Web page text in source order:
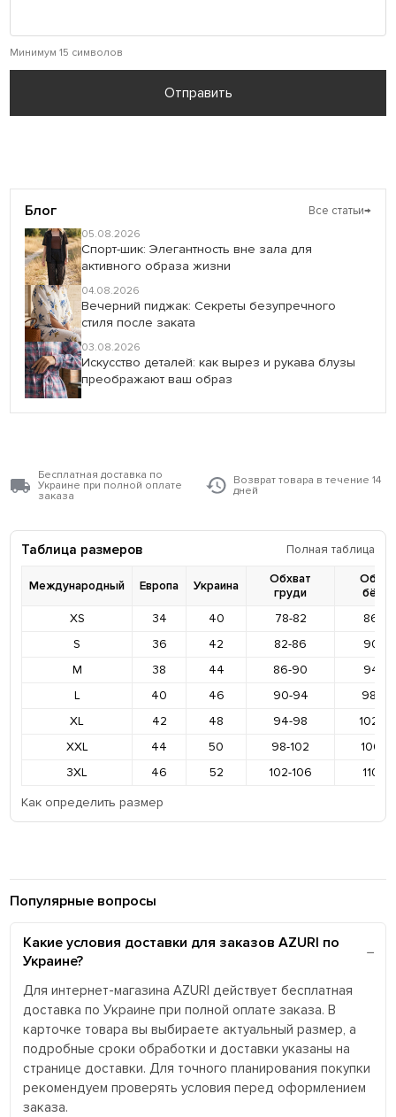
Минимум 15 символов
Отправить
Блог Все статьи→
05.08.2026
Спорт-шик: Элегантность вне зала для
активного образа жизни
04.08.2026
Вечерний пиджак: Секреты безупречного
стиля после заката
03.08.2026
Искусство деталей: как вырез и рукава блузы
преображают ваш образ
Бесплатная доставка по
Украине при полной оплате
заказа
Возврат товара в течение 14
дней
Таблица размеров Полная таблица
Международный Европа Украина
Обхват
груди
XS
34 40 78-82
86-
S
36 42 82-86
90-
M
38 44 86-90
94-
L
40 46 90-94
98-
XL
42 48 94-98
102-
XXL
44 50 98-102
106-
3XL
46 52 102-106
110-
Как определить размер
Популярные вопросы
Какие условия доставки для заказов AZURI по
Украине?
Для интернет-магазина AZURI действует бесплатная
доставка по Украине при полной оплате заказа. В
карточке товара вы выбираете актуальный размер, а
подробные сроки обработки и доставки указаны на
странице доставки. Для точного планирования покупки
рекомендуем проверять условия перед оформлением
заказа.